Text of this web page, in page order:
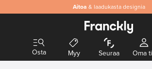
Aitoa & laadukasta designia
Osta Myy Seuraa Oma